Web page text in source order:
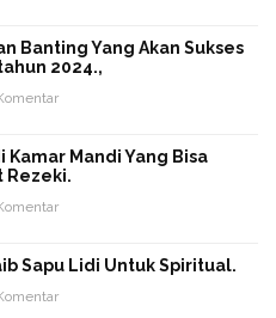
Banting Yang Akan Sukses
2024.,
Kamar Mandi Yang Bisa
Rezeki.
Sapu Lidi Untuk Spiritual.